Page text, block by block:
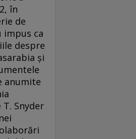
în
de
impus ca
despre
şi
anumite
Snyder